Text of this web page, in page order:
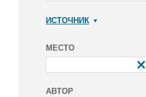
ИСТОЧНИК
МЕСТО
АВТОР